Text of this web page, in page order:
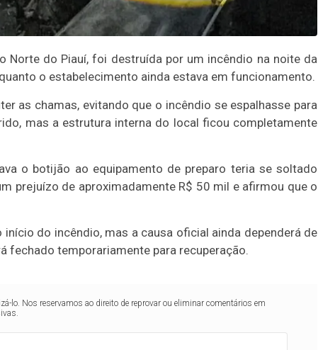
Norte do Piauí, foi destruída por um incêndio na noite da
o estabelecimento ainda estava em funcionamento.
as chamas, evitando que o incêndio se espalhasse para
mas a estrutura interna do local ficou completamente
o botijão ao equipamento de preparo teria se soltado
prejuízo de aproximadamente R$ 50 mil e afirmou que o
do incêndio, mas a causa oficial ainda dependerá de
fechado temporariamente para recuperação.
lo. Nos reservamos ao direito de reprovar ou eliminar comentários em